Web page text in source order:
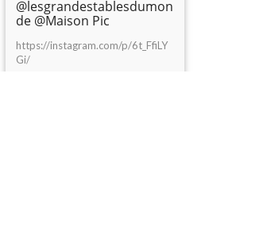
@lesgrandestablesdumon
de @Maison Pic
https://instagram.com/p/6t_FfiLY
Gi/